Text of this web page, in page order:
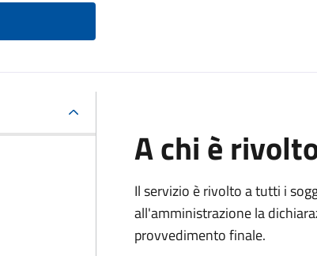
A chi è
Il servizio è rivolto a tutti i
all'amministrazione la
provvedimento finale.